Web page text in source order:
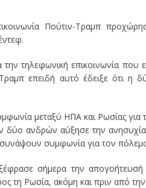
Πούτιν-Τραμπ
τηλεφωνική επικοινωνία που
επειδή αυτό έδειξε ότι η
μεταξύ ΗΠΑ και Ρωσίας
δύο ανδρών αύξησε την
συμφωνία για τον
σήμερα την
τη Ρωσία, ακόμη και πριν από